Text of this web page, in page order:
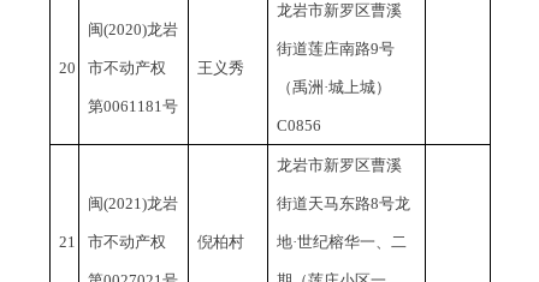
20
闽(2020)龙岩
市不动产权
第0061181号
王义秀
龙岩市新罗区曹溪
街道莲庄南路9号
（禹洲·城上城）
C0856
21
闽(2021)龙岩
市不动产权 倪柏村
龙岩市新罗区曹溪
街道天马东路8号龙
地·世纪榕华一、二